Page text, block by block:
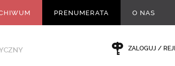
PRENUMERATA O NAS
ZALOGUJ /